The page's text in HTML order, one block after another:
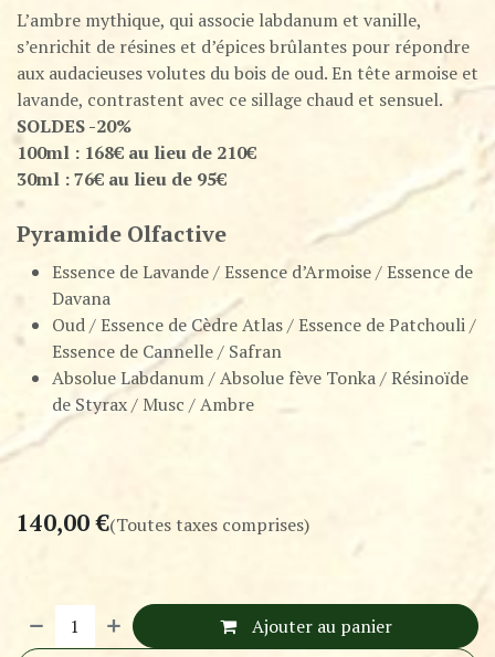
L’ambre mythique, qui associe labdanum et vanille,
s’enrichit de résines et d’épices brûlantes pour répondre
aux audacieuses volutes du bois de oud. En tête armoise et
lavande, contrastent avec ce sillage chaud et sensuel.
SOLDES -20%
100ml : 168€ au lieu de 210€
30ml : 76€ au lieu de 95€
Pyramide Olfactive
Essence de Lavande / Essence d’Armoise / Essence de
Davana
Oud / Essence de Cèdre Atlas / Essence de Patchouli /
Essence de Cannelle / Safran
Absolue Labdanum / Absolue fève Tonka / Résinoïde
de Styrax / Musc / Ambre
140,00€(Toutes taxes comprises)
Ajouter au panier